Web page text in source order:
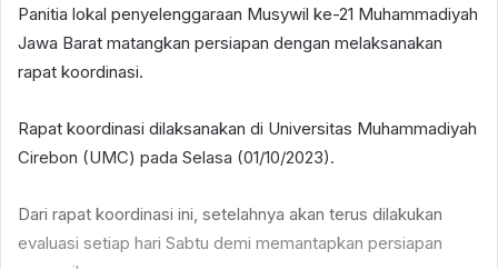
Panitia lokal penyelenggaraan Musywil ke-21 Muhammadiyah
Jawa Barat matangkan persiapan dengan melaksanakan
rapat koordinasi.
Rapat koordinasi dilaksanakan di Universitas Muhammadiyah
Cirebon (UMC) pada Selasa (01/10/2023).
Dari rapat koordinasi ini, setelahnya akan terus dilakukan
evaluasi setiap hari Sabtu demi memantapkan persiapan